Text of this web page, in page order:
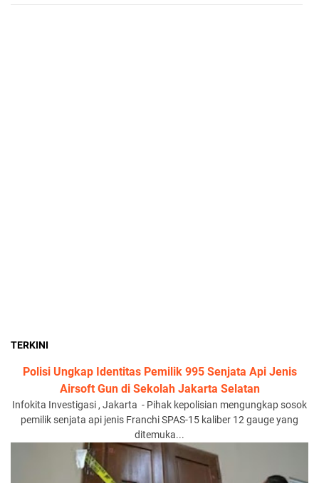
TERKINI
Polisi Ungkap Identitas Pemilik 995 Senjata Api Jenis
Airsoft Gun di Sekolah Jakarta Selatan
Infokita Investigasi , Jakarta - Pihak kepolisian mengungkap sosok
pemilik senjata api jenis Franchi SPAS-15 kaliber 12 gauge yang
ditemuka...